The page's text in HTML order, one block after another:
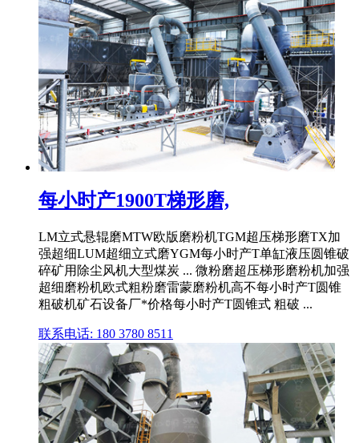
每小时产1900T梯形磨,
LM立式悬辊磨MTW欧版磨粉机TGM超压梯形磨TX加
强超细LUM超细立式磨YGM每小时产T单缸液压圆锥破
碎矿用除尘风机大型煤炭 ... 微粉磨超压梯形磨粉机加强
超细磨粉机欧式粗粉磨雷蒙磨粉机高不每小时产T圆锥
粗破机矿石设备厂*价格每小时产T圆锥式 粗破 ...
联系电话: 180 3780 8511